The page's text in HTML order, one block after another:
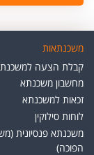
משכנתאות
קבלת הצעה
מחשבון משכנתא
זכאות למשכנתא
לוחות סילוקין
משכנתא פנסיונית
הפוכה)